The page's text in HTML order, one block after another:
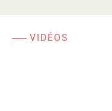
VIDÉOS